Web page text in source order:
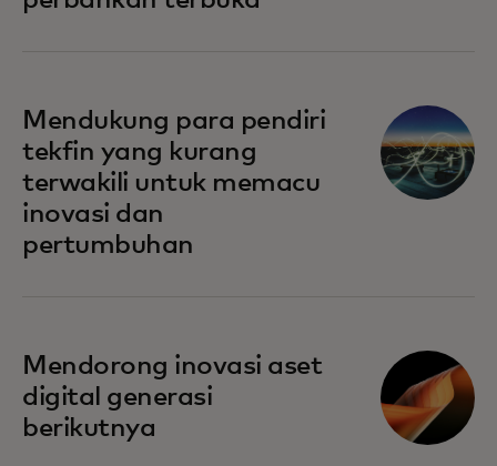
Mendukung para pendiri
tekfin yang kurang
terwakili untuk memacu
inovasi dan
pertumbuhan
Mendorong inovasi aset
digital generasi
berikutnya